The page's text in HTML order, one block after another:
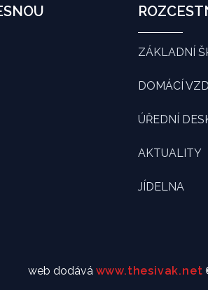
ZÁKLADNÍ
DOMÁCÍ
ÚŘEDNÍ
AKTUALITY
JÍDELNA
web dodává www.thesivak.net